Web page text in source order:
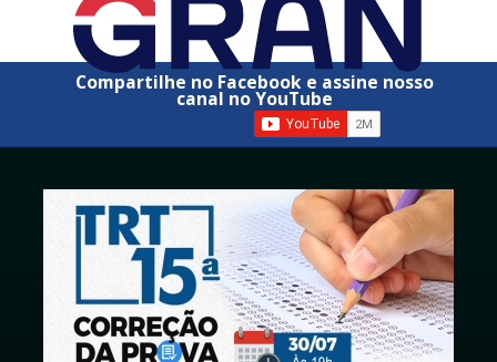
Compartilhe no Facebook e assine nosso
canal no YouTube